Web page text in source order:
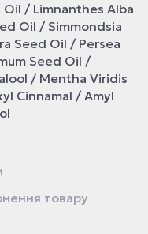
/ Limnanthes Alba
Oil / Simmondsia
Seed Oil / Persea
Seed Oil /
/ Mentha Viridis
Cinnamal / Amyl
товару